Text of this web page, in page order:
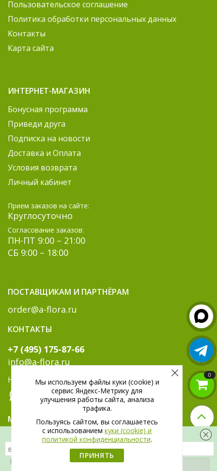
Скидка 300 рублей на первый заказ
на обработку своих
Пользовательское соглашение
Политика обработки персональных данных
Контакты
Карта сайта
ИНТЕРНЕТ-МАГАЗИН
Бонусная программа
Приведи друга
Подписка на новости
Доставка и Оплата
Условия возврата
Личный кабинет
Прием заказов на сайте:
Круглосуточно
Согласование заказов:
ПН-ПТ 9:00 – 21:00
СБ 9:00 – 18:00
ПОСТАВЩИКАМ И ПАРТНЁРАМ
order@a-flora.ru
КОНТАКТЫ
+7 (495) 175-87-66
info@a-flora.ru
Написать нам:
МЫ В СОЦ. СЕТЯХ:
0
Мы используем файлы куки (cookie) и
сервис Яндекс-Метрику для
улучшения работы сайта, анализа
трафика.
Пользуясь сайтом, вы соглашаетесь
c использованиемкуки (cookie) и
политикой конфиденциальности.
ПРИНЯТЬ